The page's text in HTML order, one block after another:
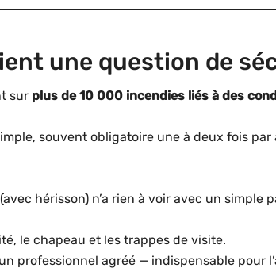
une question de
sur plus de 10 000 incendies liés à des
souvent obligatoire une à deux fois par
hérisson) n’a rien à voir avec un simple
le chapeau et les trappes de visite.
professionnel agréé — indispensable pour